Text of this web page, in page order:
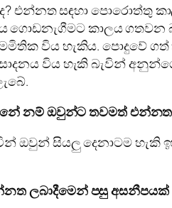
එන්නත සඳහා පොරොත්තු
කාලය ගතවන
විය හැකිය. පොදුවේ
විය හැකි බැවින්
නම් ඔවුන්ට තවමත් එන්නත
ඔවුන් සියලු දෙනාටම
ලබාදීමෙන් පසු අසනීපයක්